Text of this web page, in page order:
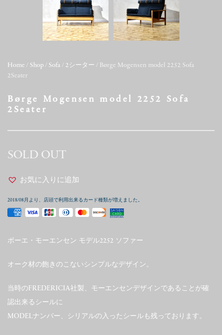
Home / Shop / Sofa / 2シーター / Børge Mogensen model 2252 Sofa
2Seater
Børge Mogensen model 2252 Sofa
2Seater
SOLD OUT
お気に入りに追加
2018/08月より、店頭で利用出来るカード種類が増えました。
ボーエ・モーエンセン モデル2252 ソファー
オーク材の飽きのこないシンプルなデザイン。
当時のFREDERICIA社製、モーエンセンデザインであることが確
認出来るシールに
MODELナンバー、シリアルの入ったシールも残っております。